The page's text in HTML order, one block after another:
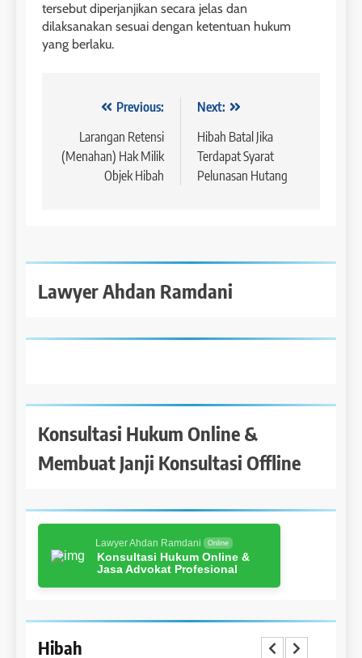
tersebut diperjanjikan secara jelas dan
dilaksanakan sesuai dengan ketentuan hukum
yang berlaku.
Navigasi
pos
Previous:
Larangan Retensi
(Menahan) Hak Milik
Objek Hibah
Next:
Hibah Batal Jika
Terdapat Syarat
Pelunasan Hutang
Lawyer Ahdan Ramdani
Konsultasi Hukum Online &
Membuat Janji Konsultasi Offline
Lawyer Ahdan Ramdani Online
Konsultasi Hukum Online &
Jasa Advokat Profesional
Hibah